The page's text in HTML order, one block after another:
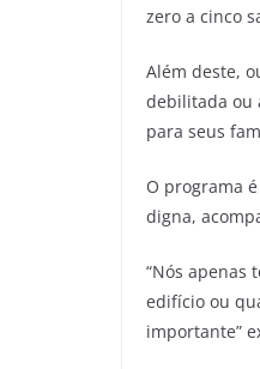
zero a cinco
Além deste,
debilitada ou
para seus
O programa
digna,
“Nós apenas
edifício ou
importante”